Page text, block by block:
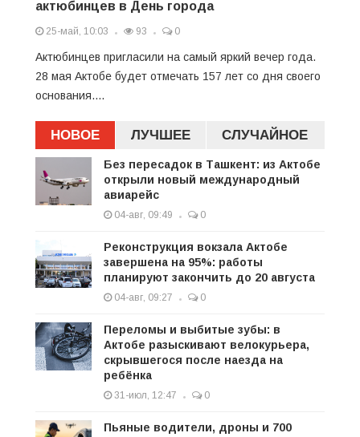
актюбинцев в День города
25-май, 10:03 93 0
Актюбинцев пригласили на самый яркий вечер года.
28 мая Актобе будет отмечать 157 лет со дня своего
основания....
НОВОЕ ЛУЧШЕЕ СЛУЧАЙНОЕ
Без пересадок в Ташкент: из Актобе
открыли новый международный
авиарейс
04-авг, 09:49 0
Реконструкция вокзала Актобе
завершена на 95%: работы
планируют закончить до 20 августа
04-авг, 09:27 0
Переломы и выбитые зубы: в
Актобе разыскивают велокурьера,
скрывшегося после наезда на
ребёнка
31-июл, 12:47 0
Пьяные водители, дроны и 700